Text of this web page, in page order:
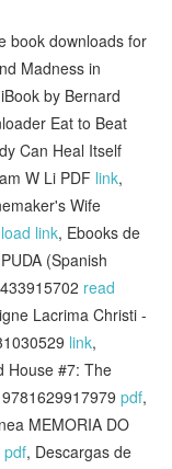
book downloads for
Madness in
by Bernard
Eat to Beat
Can Heal Itself
W Li PDF link,
Wife
link, Ebooks de
(Spanish
read
Lacrima Christi -
link,
House #7: The
9781629917979pdf,
MEMORIA DO
pdf, Descargas de